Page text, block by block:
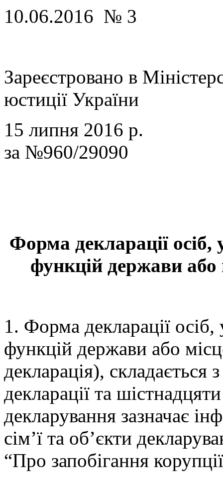
10.06.2016 № 3
Зареєстровано в
юстиції України
15 липня 2016 р.
за №960/29090
Форма декларації
функцій держави або
1. Форма декларації
функцій держави або
декларація),
декларації та
декларування зазначає
сім’ї та об’єкти
“Про запобігання